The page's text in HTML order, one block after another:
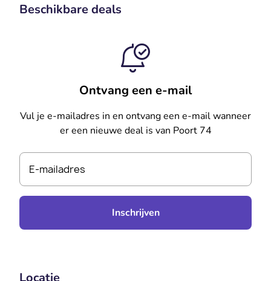
Beschikbare deals
Ontvang een e-mail
Vul je e-mailadres in en ontvang een e-mail wanneer
er een nieuwe deal is van Poort 74
E-mailadres
Inschrijven
Locatie